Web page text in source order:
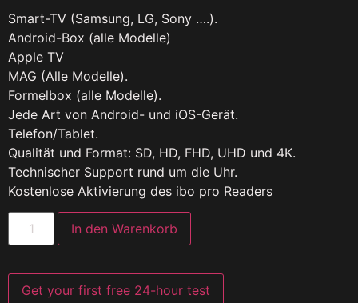
Smart-TV (Samsung, LG, Sony ….).
Android-Box (alle Modelle)
Apple TV
MAG (Alle Modelle).
Formelbox (alle Modelle).
Jede Art von Android- und iOS-Gerät.
Telefon/Tablet.
Qualität und Format: SD, HD, FHD, UHD und 4K.
Technischer Support rund um die Uhr.
Kostenlose Aktivierung des ibo pro Readers
In den Warenkorb
Get your first free 24-hour test